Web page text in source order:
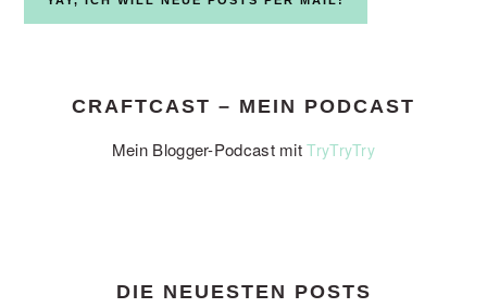
CRAFTCAST – MEIN PODCAST
Mein Blogger-Podcast mitTryTryTry
DIE NEUESTEN POSTS